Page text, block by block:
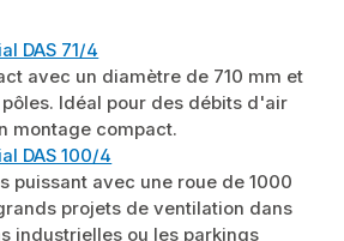
DAS 71/4
avec un diamètre de 710 mm et
Idéal pour des débits d'air
montage compact.
DAS 100/4
puissant avec une roue de 1000
projets de ventilation dans
industrielles ou les parkings